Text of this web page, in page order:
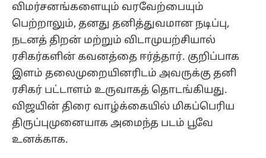
விமர்சனங்களையும் வரவேற்பையும்
பெற்றாலும், தனது தனித்துவமான நடிப்பு,
நடனத் திறன் மற்றும் விடாமுயற்சியால்
ரசிகர்களின் கவனத்தை ஈர்த்தார். குறிப்பாக
இளம் தலைமுறையினரிடம் அவருக்கு தனி
ரசிகர் பட்டாளம் உருவாகத் தொடங்கியது.
விஜயின் திரை வாழ்க்கையில் மிகப்பெரிய
திருப்புமுனையாக அமைந்த படம் பூவே
உனக்காக.